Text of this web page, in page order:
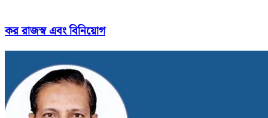
কর রাজস্ব এবং বিনিয়োগ